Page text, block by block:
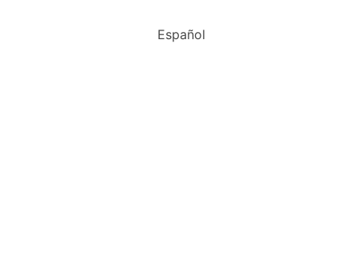
Español